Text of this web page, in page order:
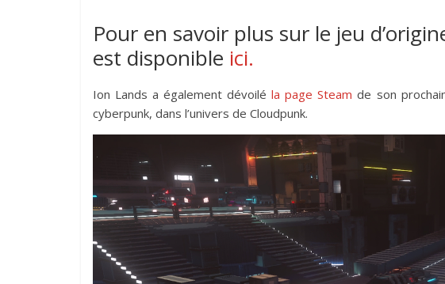
Pour en savoir plus sur le jeu
est disponible ici.
Ion Lands a également dévoiléla page Steamde son
cyberpunk, dans l’univers de Cloudpunk.